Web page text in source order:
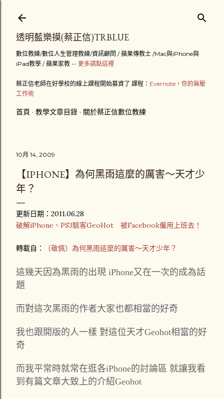
透明藍樂摸(蔡正信)TRBLUE
數位教練/數位人生管理教練/資訊顧問 / 蘋果傳教士 /Mac與iPhone與
iPad教學 / 蘋果家教 -- 更多請點這裡
蔡正信老師在好學校的線上課程開始募資了 課程： Evernote，你的無壓
工作術
首頁 教學文章目錄 關於蔡正信數位教練
10月 14, 2009
【IPHONE】為何黑雨這麼的厲害～天才少
年？
更新日期：2011.06.28
破解iPhone、PS3駭客GeoHot 被Facebook僱用上班去！
轉載自： （敬佩）為何黑雨這麼的厲害～天才少年？
這幾天因為黑雨的出現 iPhone又在一次的成為話
題
而對這次黑雨的作者大家也都相當的好奇
我也跟開版的人一樣 對這位天才Geohot相當的好
奇
而我平常時就常在逛各iPhone的討論區 就讓我看
到有篇文章大致上的介紹Geohot